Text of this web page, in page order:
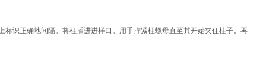
识正确地间隔。将柱插进进样口。用手拧紧柱螺母直至其开始夹住柱子。再